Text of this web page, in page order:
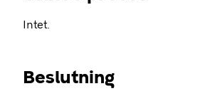
Intet.
Beslutning